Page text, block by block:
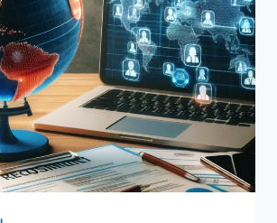
CHOINKOWYCH